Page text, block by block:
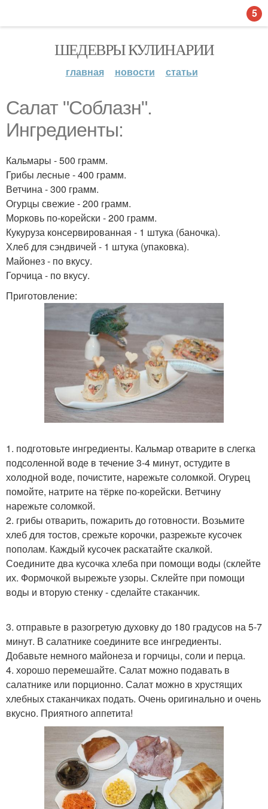
ШЕДЕВРЫ КУЛИНАРИИ
главная новости статьи
Салат "Соблазн".
Ингредиенты:
Кальмары - 500 грамм.
Грибы лесные - 400 грамм.
Ветчина - 300 грамм.
Огурцы свежие - 200 грамм.
Морковь по-корейски - 200 грамм.
Кукуруза консервированная - 1 штука (баночка).
Хлеб для сэндвичей - 1 штука (упаковка).
Майонез - по вкусу.
Горчица - по вкусу.
Приготовление:
1. подготовьте ингредиенты. Кальмар отварите в слегка
подсоленной воде в течение 3-4 минут, остудите в
холодной воде, почистите, нарежьте соломкой. Огурец
помойте, натрите на тёрке по-корейски. Ветчину
нарежьте соломкой.
2. грибы отварить, пожарить до готовности. Возьмите
хлеб для тостов, срежьте корочки, разрежьте кусочек
пополам. Каждый кусочек раскатайте скалкой.
Соедините два кусочка хлеба при помощи воды (склейте
их. Формочкой вырежьте узоры. Склейте при помощи
воды и вторую стенку - сделайте стаканчик.
3. отправьте в разогретую духовку до 180 градусов на 5-7
минут. В салатнике соедините все ингредиенты.
Добавьте немного майонеза и горчицы, соли и перца.
4. хорошо перемешайте. Салат можно подавать в
салатнике или порционно. Салат можно в хрустящих
хлебных стаканчиках подать. Очень оригинально и очень
вкусно. Приятного аппетита!
5